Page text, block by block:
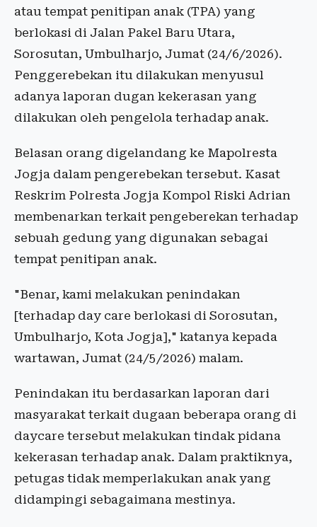
atau tempat penitipan anak (TPA) yang
berlokasi di Jalan Pakel Baru Utara,
Sorosutan, Umbulharjo, Jumat (24/6/2026).
Penggerebekan itu dilakukan menyusul
adanya laporan dugan kekerasan yang
dilakukan oleh pengelola terhadap anak.
Belasan orang digelandang ke Mapolresta
Jogja dalam pengerebekan tersebut. Kasat
Reskrim Polresta Jogja Kompol Riski Adrian
membenarkan terkait pengeberekan terhadap
sebuah gedung yang digunakan sebagai
tempat penitipan anak.
"Benar, kami melakukan penindakan
[terhadap day care berlokasi di Sorosutan,
Umbulharjo, Kota Jogja]," katanya kepada
wartawan, Jumat (24/5/2026) malam.
Penindakan itu berdasarkan laporan dari
masyarakat terkait dugaan beberapa orang di
daycare tersebut melakukan tindak pidana
kekerasan terhadap anak. Dalam praktiknya,
petugas tidak memperlakukan anak yang
didampingi sebagaimana mestinya.